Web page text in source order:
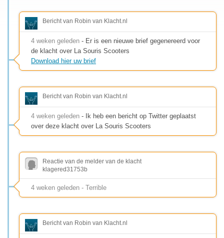
Bericht van Robin van Klacht.nl
4 weken geleden - Er is een nieuwe brief gegenereerd voor
de klacht over La Souris Scooters
Download hier uw brief
Bericht van Robin van Klacht.nl
4 weken geleden - Ik heb een bericht op Twitter geplaatst
over deze klacht over La Souris Scooters
Reactie van de melder van de klacht
klagered31753b
4 weken geleden - Terrible
Bericht van Robin van Klacht.nl